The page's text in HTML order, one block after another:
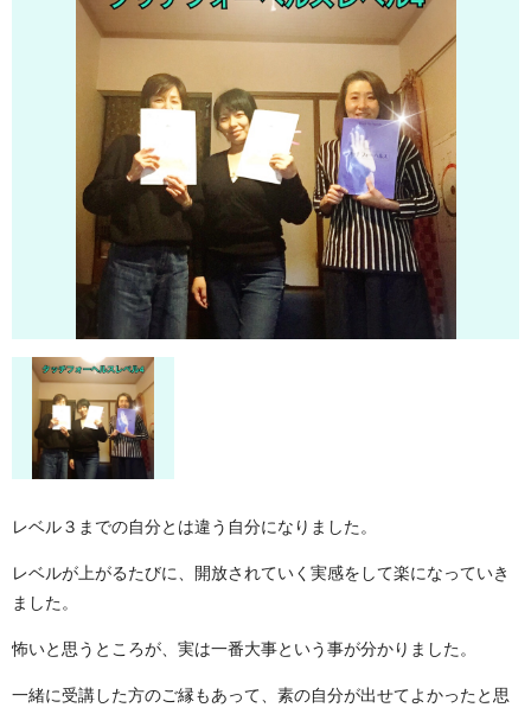
レベル３までの自分とは違う自分になりました。
レベルが上がるたびに、開放されていく実感をして楽になっていき
ました。
怖いと思うところが、実は一番大事という事が分かりました。
一緒に受講した方のご縁もあって、素の自分が出せてよかったと思